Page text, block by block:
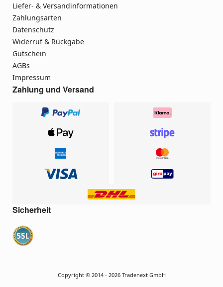
Liefer- & Versandinformationen
Zahlungsarten
Datenschutz
Widerruf & Rückgabe
Gutschein
AGBs
Impressum
Zahlung und Versand
Sicherheit
Copyright © 2014 - 2026 Tradenext GmbH